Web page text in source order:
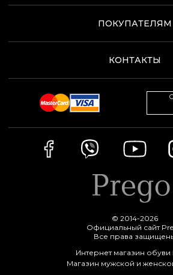
ПОКУПАТЕЛЯМ
КОНТАКТЫ
© 2014-2026
Официальный сайт
Все права
Интернет магазин обуви
Магазин мужской и